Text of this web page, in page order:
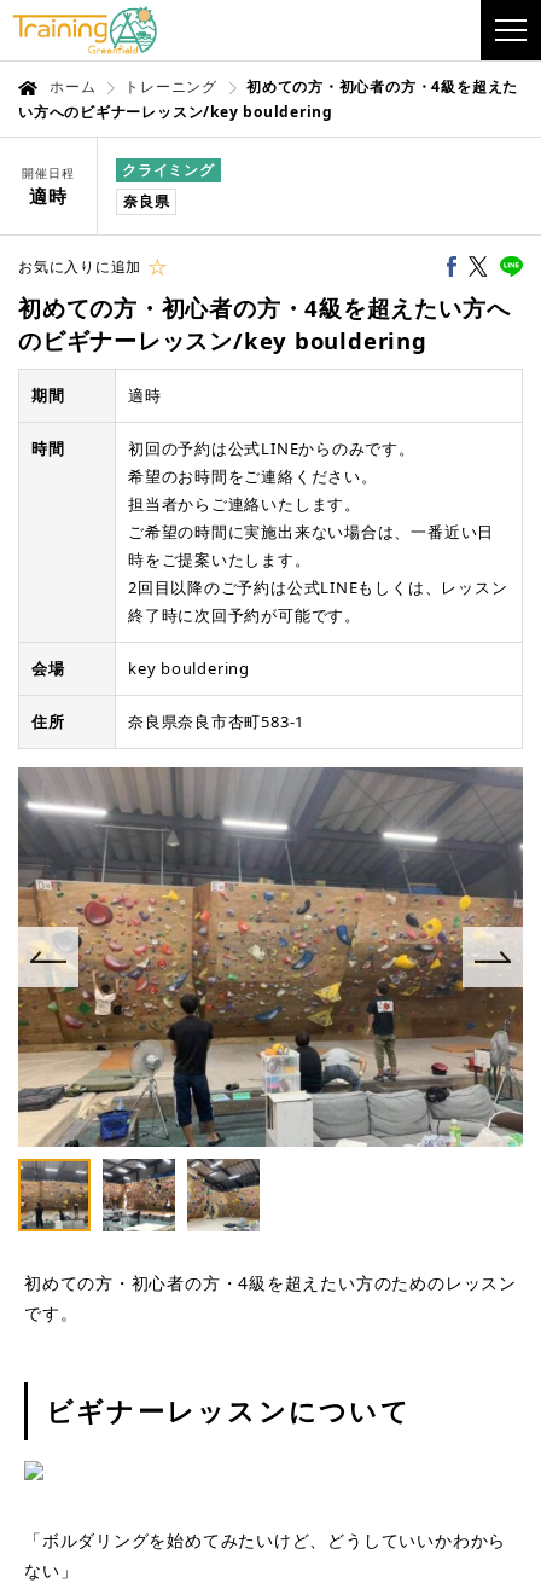
ホーム トレーニング
初めての方・初心者の方・4級を超えた
い方へのビギナーレッスン/key bouldering
初めての方・初心者の方・4級を超えたい方のためのレッスン
です。
ビギナーレッスンについて
「ボルダリングを始めてみたいけど、どうしていいかわから
ない」
開催日程
適時
クライミング
奈良県
お気に入りに追加
初めての方・初心者の方・4級を超えたい方へ
のビギナーレッスン/key bouldering
期間 適時
時間
初回の予約は公式LINEからのみです。
希望のお時間をご連絡ください。
担当者からご連絡いたします。
ご希望の時間に実施出来ない場合は、一番近い日
時をご提案いたします。
2回目以降のご予約は公式LINEもしくは、レッスン
終了時に次回予約が可能です。
会場 key bouldering
住所 奈良県奈良市杏町583-1